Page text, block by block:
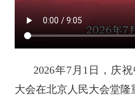
2026年7月1日，庆
大会在北京人民大会堂隆